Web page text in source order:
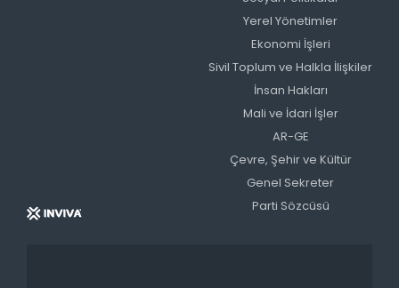
Yerel Yönetimler
Ekonomi İşleri
Sivil Toplum ve Halkla İlişkiler
İnsan Hakları
Mali ve İdari İşler
AR-GE
Çevre, Şehir ve Kültür
Genel Sekreter
Parti Sözcüsü